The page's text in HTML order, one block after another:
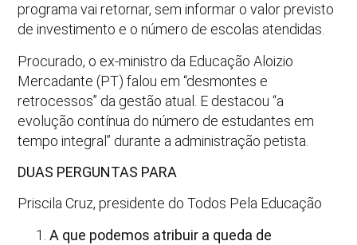
programa vai retornar, sem informar o valor previsto
de investimento e o número de escolas atendidas.
Procurado, o ex-ministro da Educação Aloizio
Mercadante (PT) falou em “desmontes e
retrocessos” da gestão atual. E destacou “a
evolução contínua do número de estudantes em
tempo integral” durante a administração petista.
DUAS PERGUNTAS PARA
Priscila Cruz, presidente do Todos Pela Educação
A que podemos atribuir a queda de